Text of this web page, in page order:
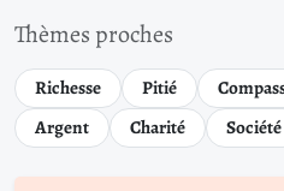
Thèmes proches
Richesse Pitié
Argent
Charité Société